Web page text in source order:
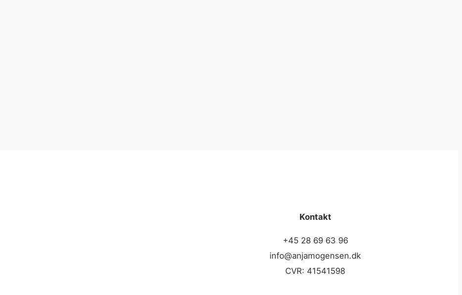
Kontakt
+45 28 69 63 96
info@anjamogensen.dk
CVR: 41541598